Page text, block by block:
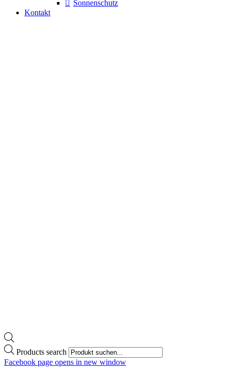
Sonnenschutz
Kontakt
Products search
Facebook page opens in new window